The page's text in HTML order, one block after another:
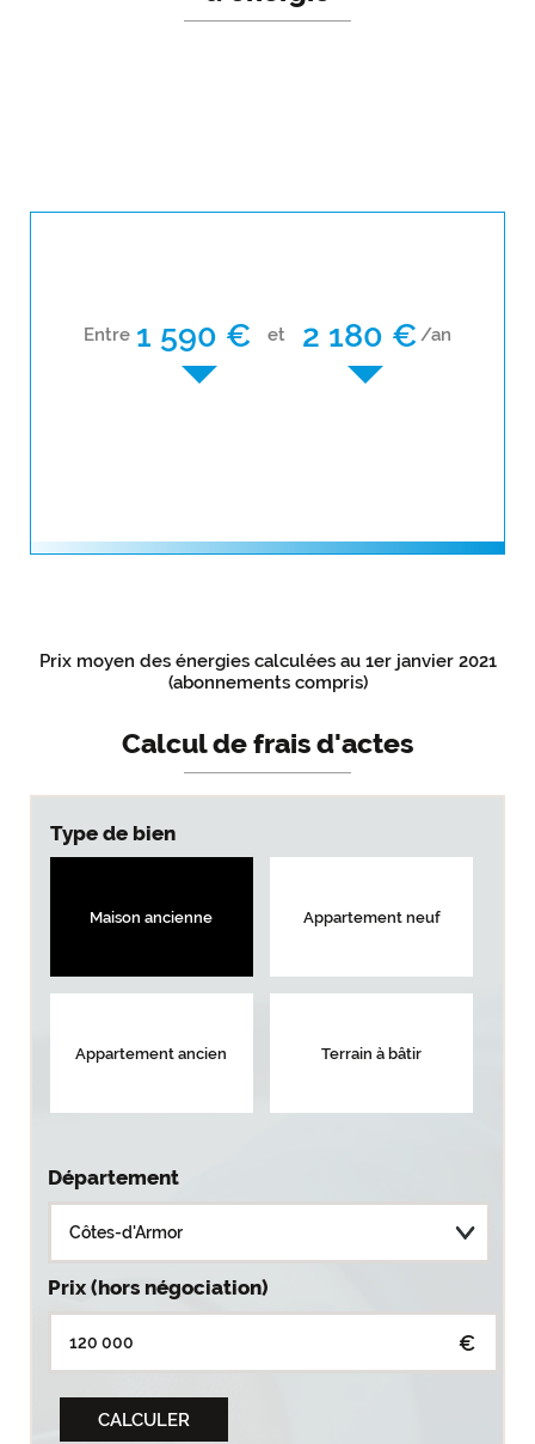
Entre 1 590 € et 2 180 € /an
Prix moyen des énergies calculées au 1er janvier 2021
(abonnements compris)
Calcul de frais d'actes
Type de bien
Maison ancienne Appartement neuf
Appartement ancien Terrain à bâtir
Département
Prix (hors négociation)
€